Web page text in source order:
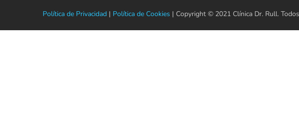
Política de Privacidad | Política de Cookies | Copyright © 2021 Clínica Dr. Rull.